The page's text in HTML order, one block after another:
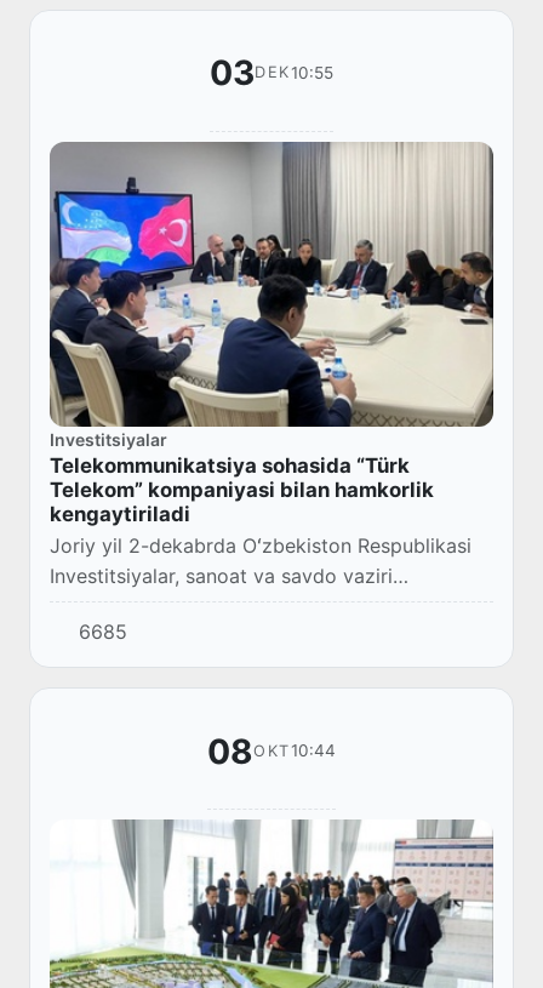
03DEK10:55
Investitsiyalar
Telekommunikatsiya sohasida “Türk
Telekom” kompaniyasi bilan hamkorlik
kengaytiriladi
Joriy yil 2-dekabrda Oʻzbekiston Respublikasi
Investitsiyalar, sanoat va savdo vaziri
oʻrinbosari Akram Aliyev Turkiyaning yirik
telekommunikatsiya kompaniyasi “Türk
Telekom” bosh...
6685
08OKT10:44